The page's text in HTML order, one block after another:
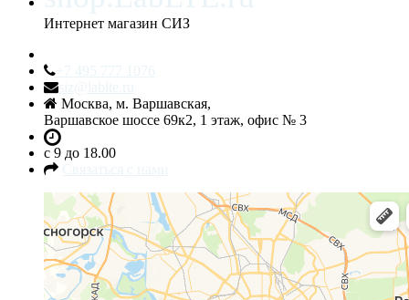
Интернет магазин СИЗ
Москва, м. Варшавская,
Варшавское шоссе 69к2, 1 этаж, офис № 3
c 9 до 18.00